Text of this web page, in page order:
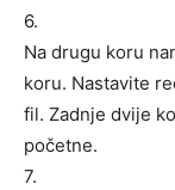
6.
Na drugu koru
koru. Nastavite
fil. Zadnje dvije
početne.
7.